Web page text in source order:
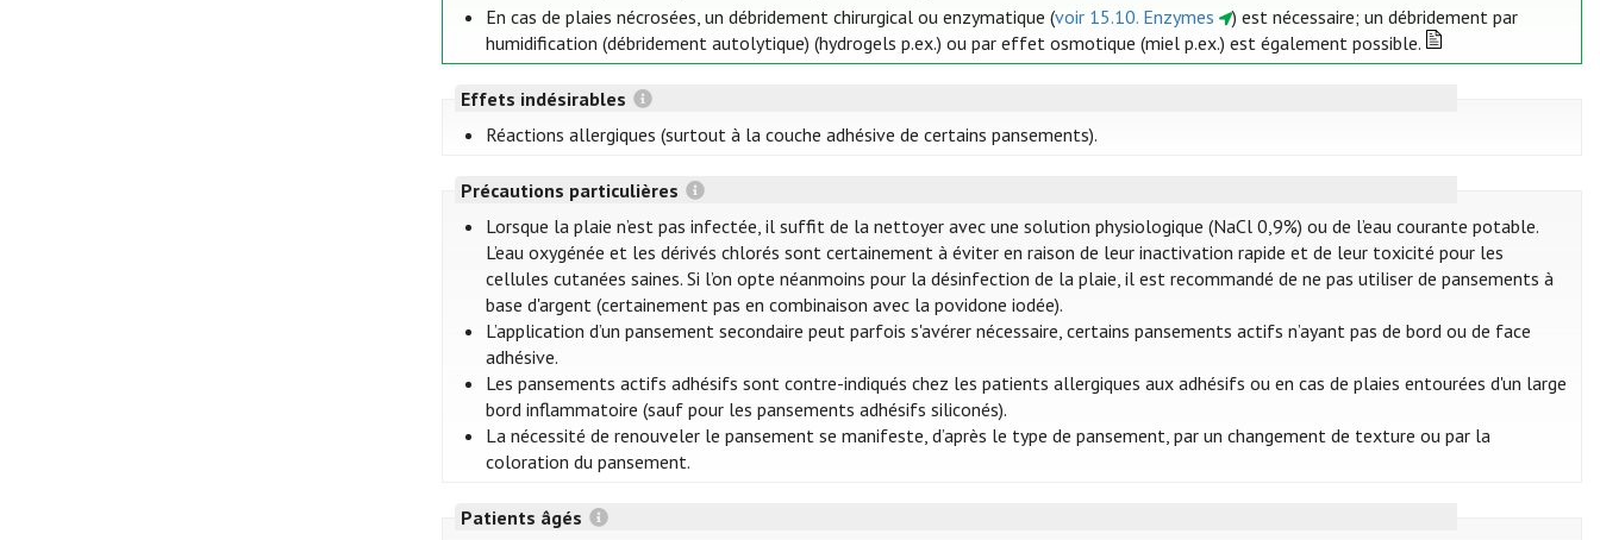
En cas de plaies nécrosées, un débridement chirurgical ou enzymatique (voir 15.10. Enzymes
) est nécessaire; un débridement par
humidification (débridement autolytique) (hydrogels p.ex.) ou par effet osmotique (miel p.ex.) est également possible.
Effets indésirables
Réactions allergiques (surtout à la couche adhésive de certains pansements).
Précautions particulières
Lorsque la plaie n’est pas infectée, il suffit de la nettoyer avec une solution physiologique (NaCl 0,9%) ou de l’eau courante potable.
L’eau oxygénée et les dérivés chlorés sont certainement à éviter en raison de leur inactivation rapide et de leur toxicité pour les
cellules cutanées saines. Si l’on opte néanmoins pour la désinfection de la plaie, il est recommandé de ne pas utiliser de pansements à
base d'argent (certainement pas en combinaison avec la povidone iodée).
L’application d’un pansement secondaire peut parfois s'avérer nécessaire, certains pansements actifs n’ayant pas de bord ou de face
adhésive.
Les pansements actifs adhésifs sont contre-indiqués chez les patients allergiques aux adhésifs ou en cas de plaies entourées d'un large
bord inflammatoire (sauf pour les pansements adhésifs siliconés).
La nécessité de renouveler le pansement se manifeste, d’après le type de pansement, par un changement de texture ou par la
coloration du pansement.
Patients âgés